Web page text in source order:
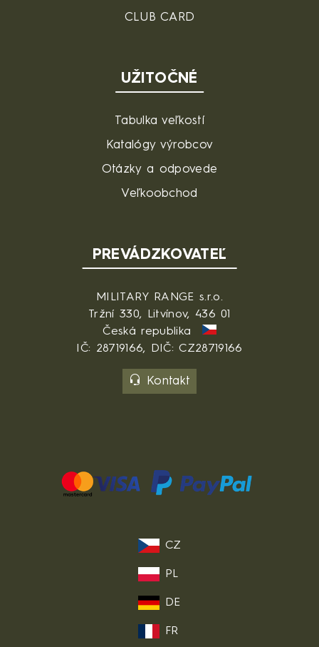
CLUB CARD
UŽITOČNÉ
Tabulka veľkostí
Katalógy výrobcov
Otázky a odpovede
Veľkoobchod
PREVÁDZKOVATEĽ
MILITARY RANGE s.r.o.
Tržní 330, Litvínov, 436 01
Česká republika
IČ: 28719166, DIČ: CZ28719166
Kontakt
CZ
PL
DE
FR